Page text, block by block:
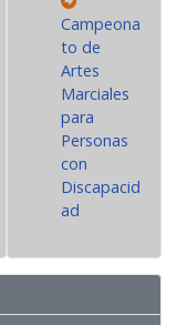
Campeona
to de
Artes
Marciales
para
Personas
con
Discapacid
ad